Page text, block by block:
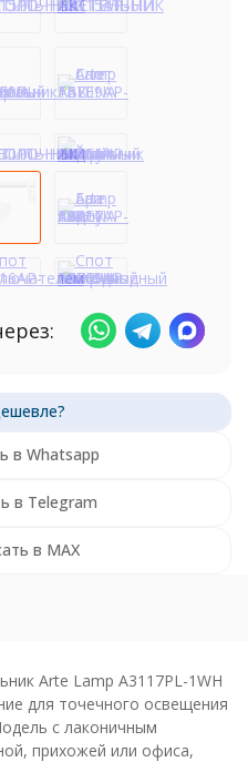
в Whatsapp
в Telegram
в MAX
Arte Lamp A3117PL-1WH
для точечного освещения
с лаконичным
прихожей или офиса,